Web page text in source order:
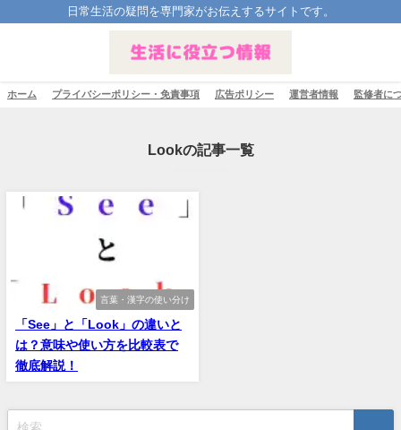
日常生活の疑問を専門家がお伝えするサイトです。
ホーム プライバシーポリシー・免責事項 広告ポリシー 運営者情報 監修者に
Lookの記事一覧
言葉・漢字の使い分け
「See」と「Look」の違いと
は？意味や使い方を比較表で
徹底解説！